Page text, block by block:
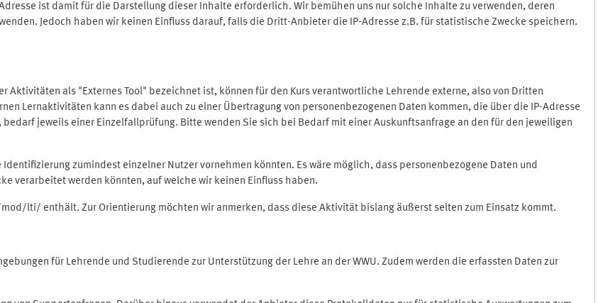
ist damit für die Darstellung dieser Inhalte erforderlich. Wir bemühen uns nur solche Inhalte zu verwenden, deren
Jedoch haben wir keinen Einfluss darauf, falls die Dritt-Anbieter die IP-Adresse z.B. für statistische Zwecke speichern.
als "Externes Tool" bezeichnet ist, können für den Kurs verantwortliche Lehrende externe, also von Dritten
Lernaktivitäten kann es dabei auch zu einer Übertragung von personenbezogenen Daten kommen, die über die IP-Adresse
jeweils einer Einzelfallprüfung. Bitte wenden Sie sich bei Bedarf mit einer Auskunftsanfrage an den für den jeweiligen
zumindest einzelner Nutzer vornehmen könnten. Es wäre möglich, dass personenbezogene Daten und
verarbeitet werden könnten, auf welche wir keinen Einfluss haben.
lti/ enthält. Zur Orientierung möchten wir anmerken, dass diese Aktivität bislang äußerst selten zum Einsatz kommt.
für Lehrende und Studierende zur Unterstützung der Lehre an der WWU. Zudem werden die erfassten Daten zur